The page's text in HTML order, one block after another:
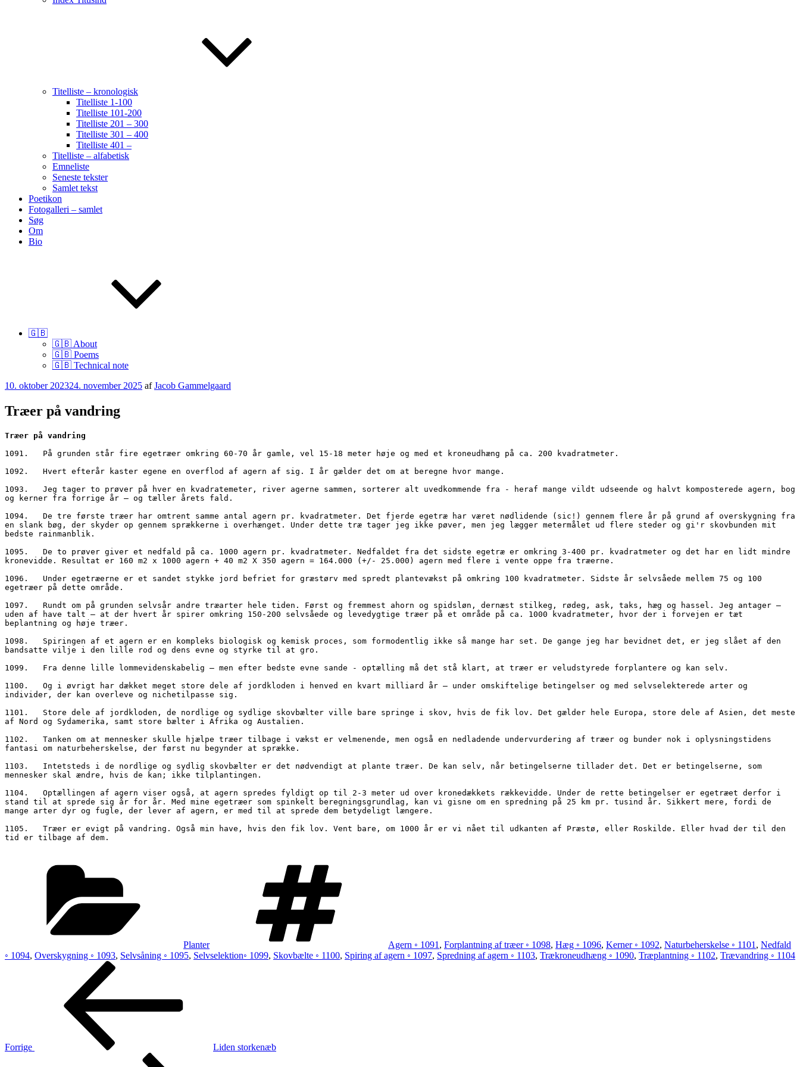
Titelliste – kronologisk
Titelliste 1-100
Titelliste 101-200
Titelliste 201 – 300
Titelliste 301 – 400
Titelliste 401 –
Titelliste – alfabetisk
Emneliste
Seneste tekster
Samlet tekst
Poetikon
Fotogalleri – samlet
Søg
Om
Bio
🇬🇧
🇬🇧 About
🇬🇧 Poems
🇬🇧 Technical note
Udgivet
10. oktober 202324. november 2025 afJacob Gammelgaard
Træer på vandring
1091.	På grunden står fire egetræer omkring 60-70 år gamle, vel 15-18 meter høje og med et kroneudhæng på ca. 200 kvadratmeter.
1092.	Hvert efterår kaster egene en overflod af agern af sig. I år gælder det om at beregne hvor mange.
1093.	Jeg tager to prøver på hver en kvadratemeter, river agerne sammen, sorterer alt uvedkommende fra - heraf mange vildt udseende og halvt komposterede agern, bog
og kerner fra forrige år – og tæller årets fald.
1094.	De tre første træer har omtrent samme antal agern pr. kvadratmeter. Det fjerde egetræ har været nødlidende (sic!) gennem flere år på grund af overskygning fra
en slank bøg, der skyder op gennem sprækkerne i overhænget. Under dette træ tager jeg ikke pøver, men jeg lægger metermålet ud flere steder og gi'r skovbunden mit
bedste rainmanblik.
1095.	De to prøver giver et nedfald på ca. 1000 agern pr. kvadratmeter. Nedfaldet fra det sidste egetræ er omkring 3-400 pr. kvadratmeter og det har en lidt mindre
kronevidde. Resultat er 160 m2 x 1000 agern + 40 m2 X 350 agern = 164.000 (+/- 25.000) agern med flere i vente oppe fra træerne.
1096.	Under egetræerne er et sandet stykke jord befriet for græstørv med spredt plantevækst på omkring 100 kvadratmeter. Sidste år selvsåede mellem 75 og 100
egetræer på dette område.
1097.	Rundt om på grunden selvsår andre træarter hele tiden. Først og fremmest ahorn og spidsløn, dernæst stilkeg, rødeg, ask, taks, hæg og hassel. Jeg antager –
uden af have talt – at der hvert år spirer omkring 150-200 selvsåede og levedygtige træer på et område på ca. 1000 kvadratmeter, hvor der i forvejen er tæt
beplantning og høje træer.
1098.	Spiringen af et agern er en kompleks biologisk og kemisk proces, som formodentlig ikke så mange har set. De gange jeg har bevidnet det, er jeg slået af den
bandsatte vilje i den lille rod og dens evne og styrke til at gro.
1099.	Fra denne lille lommevidenskabelig – men efter bedste evne sande - optælling må det stå klart, at træer er veludstyrede forplantere og kan selv.
1100.	Og i øvrigt har dækket meget store dele af jordkloden i henved en kvart milliard år – under omskiftelige betingelser og med selvselekterede arter og
individer, der kan overleve og nichetilpasse sig.
1101.	Store dele af jordkloden, de nordlige og sydlige skovbælter ville bare springe i skov, hvis de fik lov. Det gælder hele Europa, store dele af Asien, det meste
af Nord og Sydamerika, samt store bælter i Afrika og Austalien.
1102.	Tanken om at mennesker skulle hjælpe træer tilbage i vækst er velmenende, men også en nedladende undervurdering af træer og bunder nok i oplysningstidens
fantasi om naturbeherskelse, der først nu begynder at sprække.
1103.	Intetsteds i de nordlige og sydlig skovbælter er det nødvendigt at plante træer. De kan selv, når betingelserne tillader det. Det er betingelserne, som
mennesker skal ændre, hvis de kan; ikke tilplantingen.
1104.	Optællingen af agern viser også, at agern spredes fyldigt op til 2-3 meter ud over kronedækkets rækkevidde. Under de rette betingelser er egetræet derfor i
stand til at sprede sig år for år. Med mine egetræer som spinkelt beregningsgrundlag, kan vi gisne om en spredning på 25 km pr. tusind år. Sikkert mere, fordi de
mange arter dyr og fugle, der lever af agern, er med til at sprede dem betydeligt længere.
1105.	Træer er evigt på vandring. Også min have, hvis den fik lov. Vent bare, om 1000 år er vi nået til udkanten af Præstø, eller Roskilde. Eller hvad der til den
tid er tilbage af dem.
Planter Agern ◦ 1091 , Forplantning af træer ◦ 1098, Hæg ◦ 1096, Kerner ◦ 1092, Naturbeherskelse ◦ 1101 , Nedfald
◦ 1094, Overskygning ◦ 1093, Selvsåning ◦ 1095, Selvselektion◦ 1099, Skovbælte ◦ 1100, Spiring af agern ◦ 1097, Spredning af agern ◦ 1103, Trækroneudhæng ◦ 1090, Træplantning ◦ 1102, Trævandring ◦ 1104
Indlægsnavigation
Forrige
Liden storkenæb